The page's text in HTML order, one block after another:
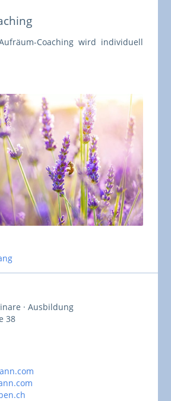
Coaching wird individuell
· Ausbildung
38